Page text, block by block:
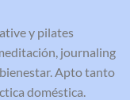
y pilates
journaling
Apto tanto
doméstica.